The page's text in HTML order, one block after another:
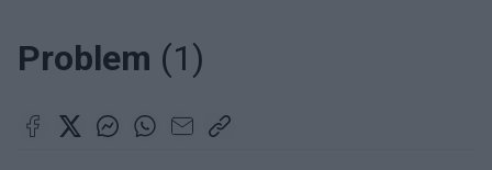
Problem (1)